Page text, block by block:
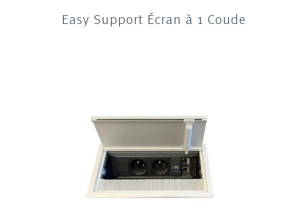
Easy Support Écran à 1 Coude